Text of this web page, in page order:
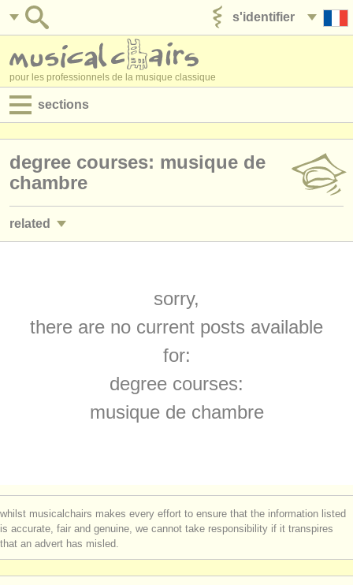
s'identifier
pour les professionnels de la musique classique
sections
jobs - performance
jobs - administration
concours/prix
instruments volés
conservatoires
orchestres de jeunes
degree courses: musique de
chambre
related
concours de musique de chambre
sorry,
there are no current posts available
for:
degree courses:
musique de chambre
whilst musicalchairs makes every effort to ensure that the information listed
is accurate, fair and genuine, we cannot take responsibility if it transpires
that an advert has misled.